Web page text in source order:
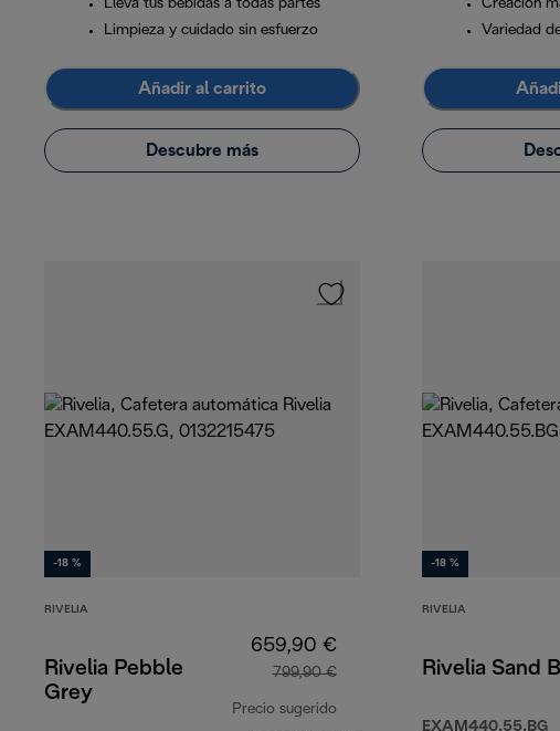
Lleva tus bebidas a todas partes
Limpieza y cuidado sin esfuerzo
Añadir al carrito
Descubre más
Creación
Variedad
-18 %
RIVELIA
Rivelia Pebble
Grey
659,90 €
799,90 €
Precio sugerido
-18 %
RIVELIA
Rivelia Sand
EXAM440.55.BG